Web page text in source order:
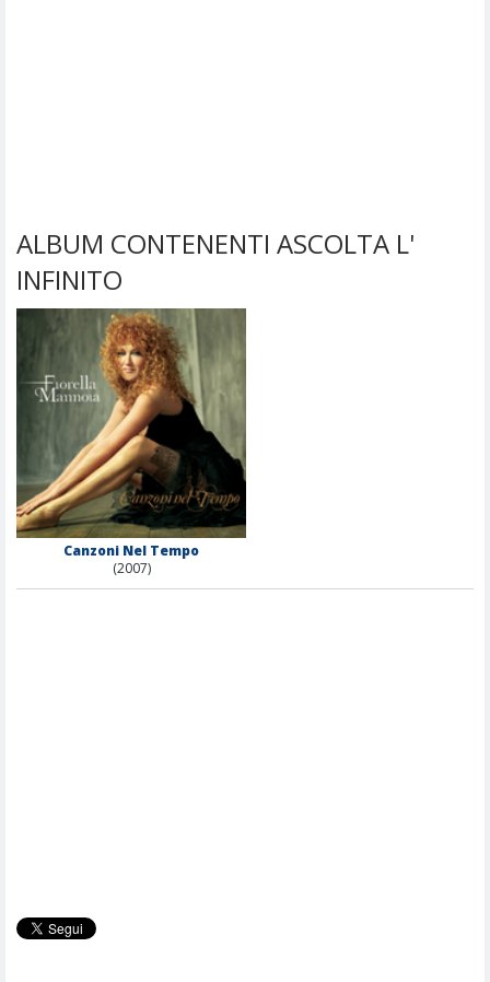
ALBUM CONTENENTI ASCOLTA L'
INFINITO
Canzoni Nel Tempo
(2007)